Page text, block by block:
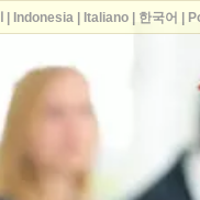
Indonesia| Italiano| 한국어